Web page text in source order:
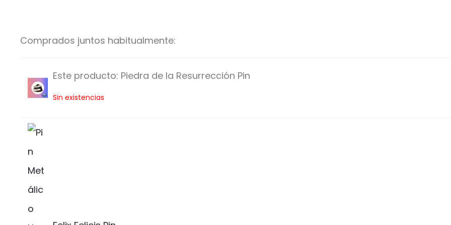
Comprados juntos habitualmente:
i
e
d
a
d
Este producto: Piedra de la Resurrección Pin
Sin existencias